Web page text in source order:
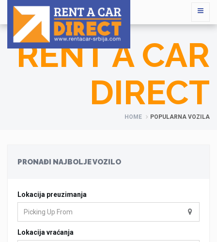
RENT A CAR
DIRECT
HOME POPULARNA VOZILA
PRONAĐI NAJBOLJE VOZILO
Lokacija preuzimanja
Lokacija vraćanja